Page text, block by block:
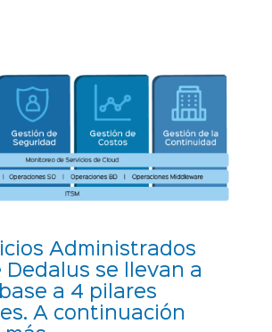
Administrados
Dedalus se llevan a
a 4 pilares
A continuación